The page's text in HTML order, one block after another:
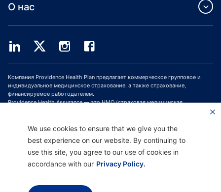
О нас
Компания Providence Health Plan предлагает коммерческое групповое и
индивидуальное медицинское страхование, а также страхование,
финансируемое работодателем.
Providence Health Assurance — это HMO (страховая медицинская
Medicare и Oregon Health Plan. Зачисление в программу медицинского
использования и политика конфиденциальности
We use cookies to ensure that we give you the
best experience on our website. By continuing to
use this site, you agree to our use of cookies in
accordance with our Privacy Policy.